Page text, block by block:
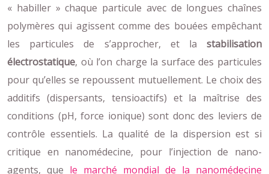
« habiller » chaque particule avec de longues chaînes
polymères qui agissent comme des bouées empêchant
les particules de s’approcher, et la stabilisation
électrostatique, où l’on charge la surface des particules
pour qu’elles se repoussent mutuellement. Le choix des
additifs (dispersants, tensioactifs) et la maîtrise des
conditions (pH, force ionique) sont donc des leviers de
contrôle essentiels. La qualité de la dispersion est si
critique en nanomédecine, pour l’injection de nano-
agents, que le marché mondial de la nanomédecine